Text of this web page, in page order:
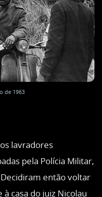
de 1963
lavradores
pela Polícia Militar,
então voltar
casa do juiz Nicolau